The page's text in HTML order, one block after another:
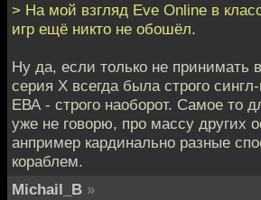
> На мой взгляд Eve Online в
игр ещё никто не обошёл.
Ну да, если только не принимать
серия Х всегда была строго
ЕВА - строго наоборот. Самое то
уже не говорю, про массу других
анпример кардинально разные
кораблем.
Michail_B »